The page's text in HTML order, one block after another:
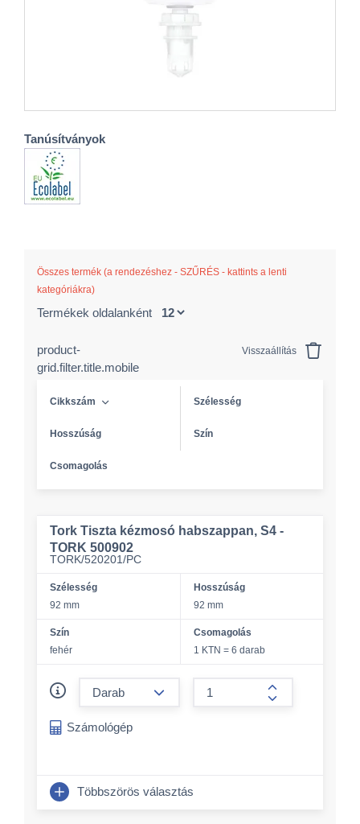
Tanúsítványok
Összes termék (a rendezéshez - SZŰRÉS - kattints a lenti
kategóriákra)
Termékek oldalanként
product-
grid.filter.title.mobile
Visszaállítás
Cikkszám Szélesség
Hosszúság Szín
Csomagolás
Tork Tiszta kézmosó habszappan, S4 -
TORK 500902
TORK/520201/PC
Szélesség
92 mm
Hosszúság
92 mm
Szín
fehér
Csomagolás
1 KTN = 6 darab
Összeg
Számológép
Többszörös választás